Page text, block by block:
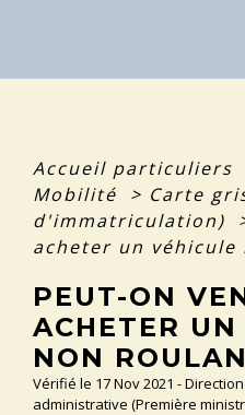
Accueil particuliers
Mobilité
> Carte
d'immatriculation)
acheter un
PEUT-ON
ACHETER
NON
Vérifié le 17 Nov 2021 -
administrative (Première